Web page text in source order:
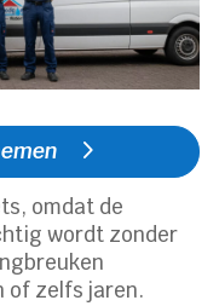
omdat de
wordt zonder
of zelfs jaren.